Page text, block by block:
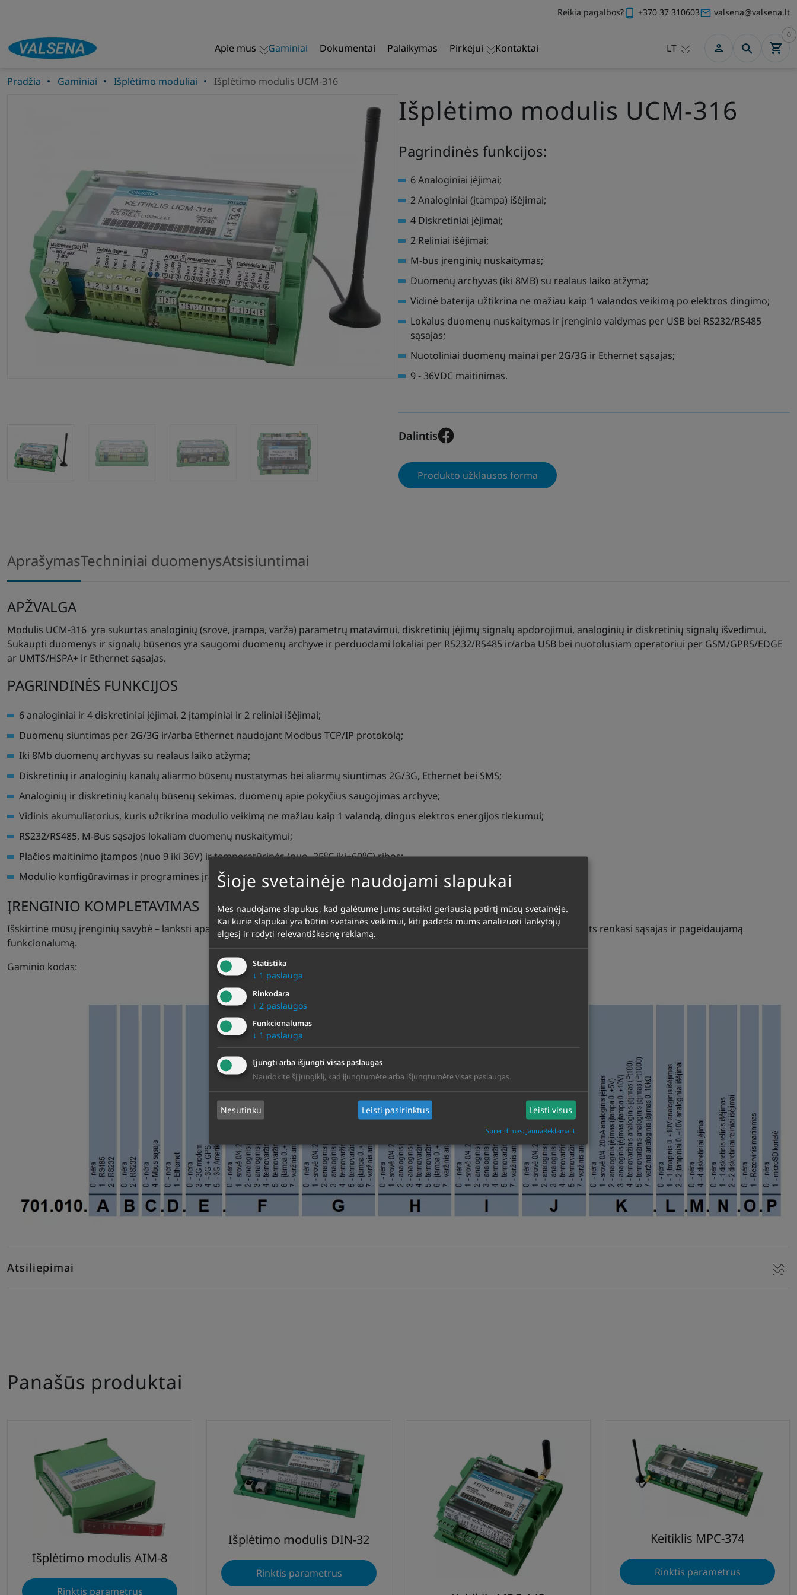
Reikia pagalbos? +370 37 310603 valsena@valsena.lt
Apie mus Gaminiai Dokumentai Palaikymas Pirkėjui Kontaktai LT
0
Pradžia Gaminiai Išplėtimo moduliai Išplėtimo modulis UCM-316
Išplėtimo modulis UCM-316
Pagrindinės funkcijos:
6 Analoginiai įėjimai;
2 Analoginiai (įtampa) išėjimai;
4 Diskretiniai įėjimai;
2 Reliniai išėjimai;
M-bus įrenginių nuskaitymas;
Duomenų archyvas (iki 8MB) su realaus laiko atžyma;
Vidinė baterija užtikrina ne mažiau kaip 1 valandos veikimą po elektros dingimo;
Lokalus duomenų nuskaitymas ir įrenginio valdymas per USB bei RS232/RS485
sąsajas;
Nuotoliniai duomenų mainai per 2G/3G ir Ethernet sąsajas;
9 - 36VDC maitinimas.
Dalintis
Produkto užklausos forma
AprašymasTechniniai duomenysAtsisiuntimai
APŽVALGA
Modulis UCM-316 yra sukurtas analoginių (srovė, įrampa, varža) parametrų matavimui, diskretinių įėjimų signalų apdorojimui, analoginių ir diskretinių signalų išvedimui.
Sukaupti duomenys ir signalų būsenos yra saugomi duomenų archyve ir perduodami lokaliai per RS232/RS485 ir/arba USB bei nuotolusiam operatoriui per GSM/GPRS/EDGE
ar UMTS/HSPA+ ir Ethernet sąsajas.
PAGRINDINĖS FUNKCIJOS
6 analoginiai ir 4 diskretiniai įėjimai, 2 įtampiniai ir 2 reliniai išėjimai;
Duomenų siuntimas per 2G/3G ir/arba Ethernet naudojant Modbus TCP/IP protokolą;
Iki 8Mb duomenų archyvas su realaus laiko atžyma;
Diskretinių ir analoginių kanalų aliarmo būsenų nustatymas bei aliarmų siuntimas 2G/3G, Ethernet bei SMS;
Analoginių ir diskretinių kanalų būsenų sekimas, duomenų apie pokyčius saugojimas archyve;
Vidinis akumuliatorius, kuris užtikrina modulio veikimą ne mažiau kaip 1 valandą, dingus elektros energijos tiekumui;
RS232/RS485, M-Bus sąsajos lokaliam duomenų nuskaitymui;
Plačios maitinimo įtampos (nuo 9 iki 36V) ir temperatūrinės (nuo -25oC iki+60oC) ribos;
Modulio konfigūravimas ir programinės įrangos atnaujinimas per bet kurią iš įdiegtų sąsajų.
ĮRENGINIO KOMPLETAVIMAS
Išskirtinė mūsų įrenginių savybė – lanksti aparatinė ir programinė konfigūracija, tai yra – vartotojas priklausomai nuo poreikių, pats renkasi sąsajas ir pageidaujamą
funkcionalumą.
Gaminio kodas:
Atsiliepimai
Panašūs produktai
Išplėtimo modulis AIM-8
Rinktis parametrus
Išplėtimo modulis DIN-32
Rinktis parametrus
Keitiklis MPC-374
Rinktis parametrus
Šioje svetainėje naudojami slapukai
Mes naudojame slapukus, kad galėtume Jums suteikti geriausią patirtį mūsų svetainėje.
Kai kurie slapukai yra būtini svetainės veikimui, kiti padeda mums analizuoti lankytojų
elgesį ir rodyti relevantiškesnę reklamą.
Statistika
↓ 1 paslauga
Rinkodara
↓ 2 paslaugos
Funkcionalumas
↓ 1 paslauga
Įjungti arba išjungti visas paslaugas
Naudokite šį jungiklį, kad įjungtumėte arba išjungtumėte visas paslaugas.
Nesutinku Leisti pasirinktus Leisti visus
Sprendimas: JaunaReklama.lt